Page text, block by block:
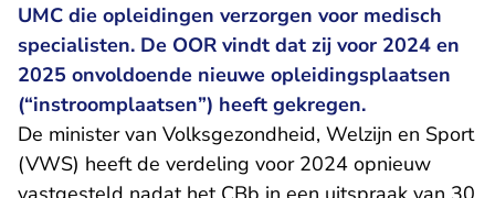
UMC die opleidingen verzorgen voor medisch
specialisten. De OOR vindt dat zij voor 2024 en
2025 onvoldoende nieuwe opleidingsplaatsen
(“instroomplaatsen”) heeft gekregen.
De minister van Volksgezondheid, Welzijn en Sport
(VWS) heeft de verdeling voor 2024 opnieuw